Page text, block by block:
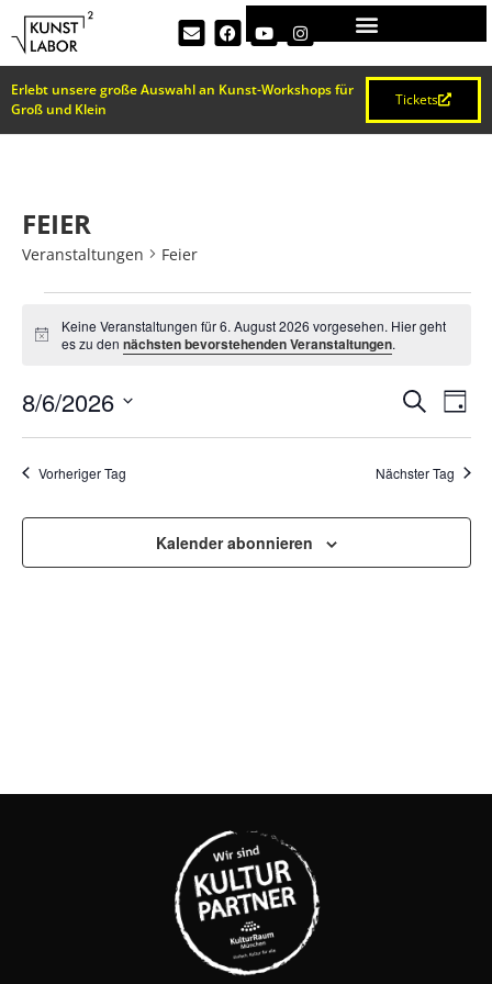
Erlebt unsere große Auswahl an Kunst-Workshops für
Groß und Klein
Tickets
FEIER
Veranstaltungen Feier
Hinweis
Keine Veranstaltungen für 6. August 2026 vorgesehen. Hier geht
es zu den nächsten bevorstehenden Veranstaltungen.
UND
SucheTag
8/6/2026
wählen.
Vorheriger Tag Nächster Tag
Kalender abonnieren